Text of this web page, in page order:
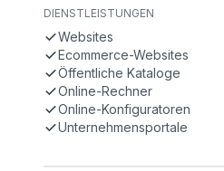
DIENSTLEISTUNGEN
Websites
Ecommerce-Websites
Öffentliche Kataloge
Online-Rechner
Online-Konfiguratoren
Unternehmensportale